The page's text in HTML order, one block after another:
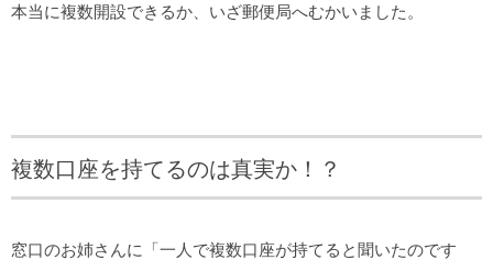
本当に複数開設できるか、いざ郵便局へむかいました。
複数口座を持てるのは真実か！？
窓口のお姉さんに「一人で複数口座が持てると聞いたのです